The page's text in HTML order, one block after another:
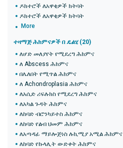
ዶክተሮች ለአዋቂዎች ክትባት
ዶክተሮች ለአዋቂዎች ክትባት
More
ተዛማጅ ሕክምናዎች በዴልሂ(20)
ለሆድ መለያየት የሚደረግ ሕክምና
ለ Abscess ሕክምና
በሌለበት የሚጥል ሕክምና
ለ Achondroplasia ሕክምና
ለአሲድ ሪፍሉክስ የሚደረግ ሕክምና
ለአካል ጉዳት ሕክምና
ለከባድ ብሮንካይተስ ሕክምና
ለከባድ የልብ ህመም ሕክምና
ለአጣዳፊ ማይሎጅነስ ሉኪሚያ አሚል ሕክምና
ለከባድ የኩላሊት ውድቀት ሕክምና